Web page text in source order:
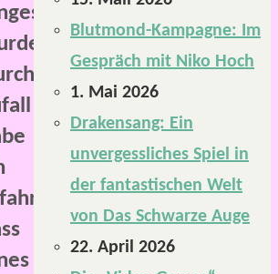
Blutmond-Kampagne: Im
Gespräch mit Niko Hoch
1. Mai 2026
Drakensang: Ein
unvergessliches Spiel in
der fantastischen Welt
von Das Schwarze Auge
22. April 2026